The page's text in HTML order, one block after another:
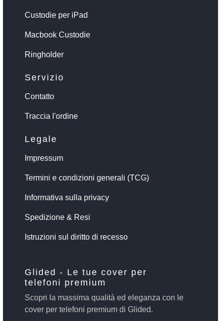
Custodie per iPad
Macbook Custodie
Ringholder
Servizio
Contatto
Traccia l'ordine
Legale
Impressum
Termini e condizioni generali (TCG)
Informativa sulla privacy
Spedizione & Resi
Istruzioni sul diritto di recesso
Glided - Le tue cover per
telefoni premium
Scopri la massima qualità ed eleganza con le
cover per telefoni premium di Glided.